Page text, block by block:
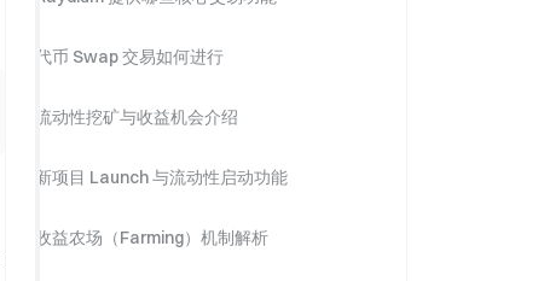
代币 Swap 交易如何进行
流动性挖矿与收益机会介绍
新项目 Launch 与流动性启动功能
收益农场（Farming）机制解析